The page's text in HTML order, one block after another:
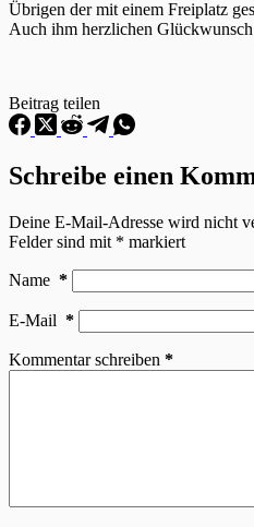
Übrigen der mit einem Freiplatz
Auch ihm herzlichen
Beitrag teilen
Schreibe einen
Deine E-Mail-Adresse wird nicht
Felder sind mit * markiert
Name *
E-Mail *
Kommentar schreiben *